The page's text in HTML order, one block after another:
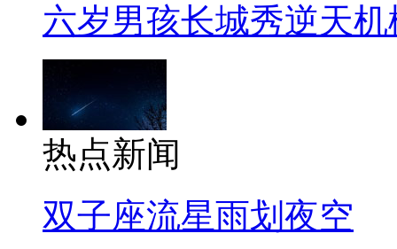
六岁男孩长城秀逆天机
热点新闻
双子座流星雨划夜空